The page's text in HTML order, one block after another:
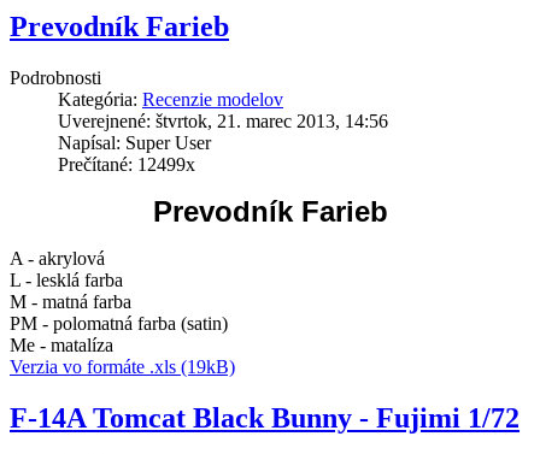
Prevodník Farieb
Podrobnosti
Kategória: Recenzie modelov
Uverejnené: štvrtok, 21. marec 2013, 14:56
Napísal: Super User
Prečítané: 12499x
Prevodník Farieb
A - akrylová
L - lesklá farba
M - matná farba
PM - polomatná farba (satin)
Me - matalíza
Verzia vo formáte .xls (19kB)
F-14A Tomcat Black Bunny - Fujimi 1/72